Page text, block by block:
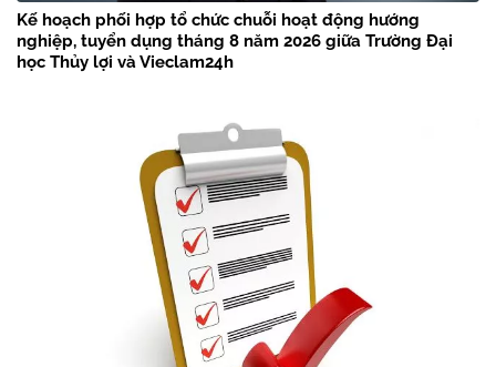
Kế hoạch phối hợp tổ chức chuỗi hoạt động hướng
nghiệp, tuyển dụng tháng 8 năm 2026 giữa Trường Đại
học Thủy lợi và Vieclam24h